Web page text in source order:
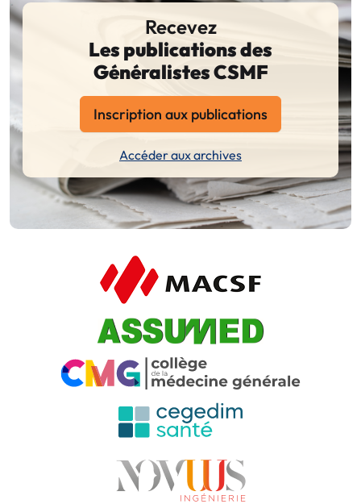
Recevez
Les publications des
Généralistes CSMF
Inscription aux publications
Accéder aux archives